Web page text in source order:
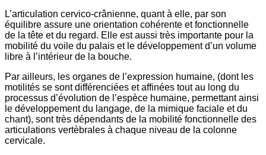
L’articulation cervico-crânienne, quant à elle, par son
équilibre assure une orientation cohérente et fonctionnelle
de la tête et du regard. Elle est aussi très importante pour la
mobilité du voile du palais et le développement d’un volume
libre à l’intérieur de la bouche.
Par ailleurs, les organes de l’expression humaine, (dont les
motilités se sont différenciées et affinées tout au long du
processus d’évolution de l’espèce humaine, permettant ainsi
le développement du langage, de la mimique faciale et du
chant), sont très dépendants de la mobilité fonctionnelle des
articulations vertèbrales à chaque niveau de la colonne
cervicale.